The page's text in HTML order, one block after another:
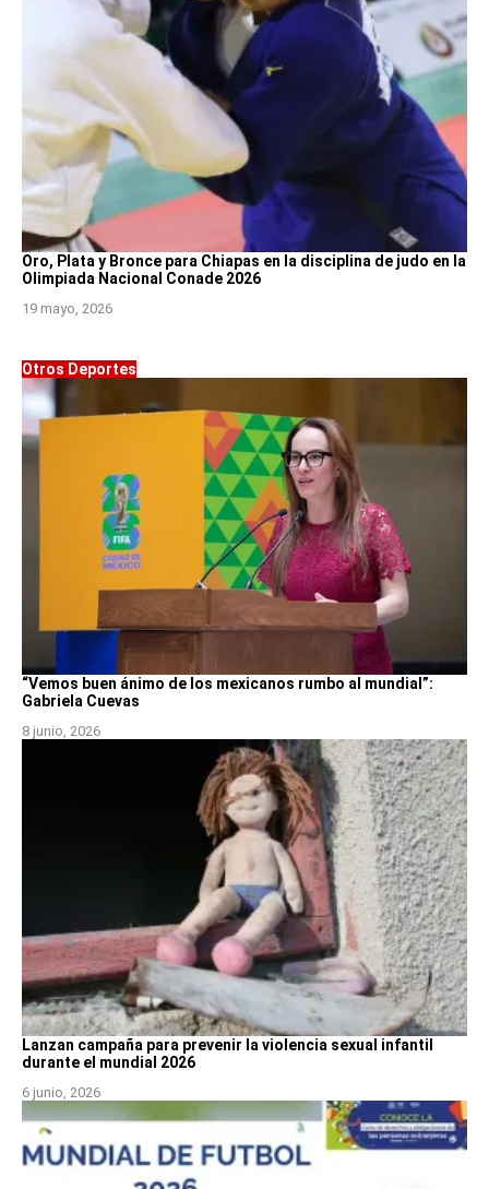
Oro, Plata y Bronce para Chiapas en la disciplina de judo en la
Olimpiada Nacional Conade 2026
19 mayo, 2026
Otros Deportes
“Vemos buen ánimo de los mexicanos rumbo al mundial”:
Gabriela Cuevas
8 junio, 2026
Lanzan campaña para prevenir la violencia sexual infantil
durante el mundial 2026
6 junio, 2026